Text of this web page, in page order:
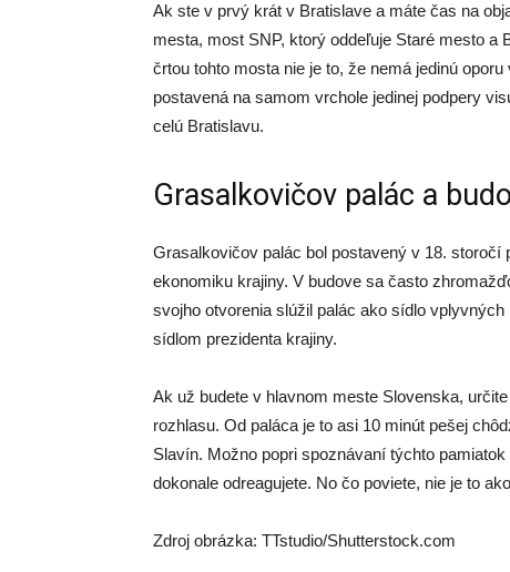
Ak ste v prvý krát v Bratislave a máte čas na
mesta, most SNP, ktorý oddeľuje Staré mesto a
črtou tohto mosta nie je to, že nemá jedinú
postavená na samom vrchole jedinej podpery
celú Bratislavu.
Grasalkovičov palác a
Grasalkovičov palác bol postavený v 18.
ekonomiku krajiny. V budove sa často
svojho otvorenia slúžil palác ako sídlo
sídlom prezidenta krajiny.
Ak už budete v hlavnom meste Slovenska,
rozhlasu. Od paláca je to asi 10 minút pešej
Slavín. Možno popri spoznávaní týchto
dokonale odreagujete. No čo poviete, nie je to
Zdroj obrázka: TTstudio/Shutterstock.com